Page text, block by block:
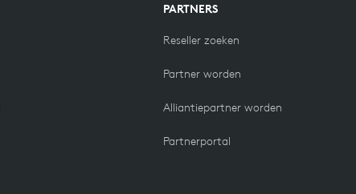
PARTNERS
Reseller zoeken
Partner worden
Alliantiepartner worden
Partnerportal